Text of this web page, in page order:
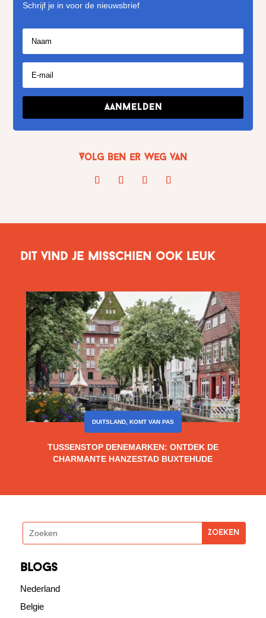
Schrijf je in voor de nieuwsbrief
Aanmelden
Volg Ben er weg van
Dit vind je misschien ook leuk
TUSSENSTOP DENEMARKEN: ONTDEK DE
CHARMANTE HANZESTAD BUXTEHUDE
DUITSLAND, KOMT VAN PAS
blogs
Nederland
Belgie